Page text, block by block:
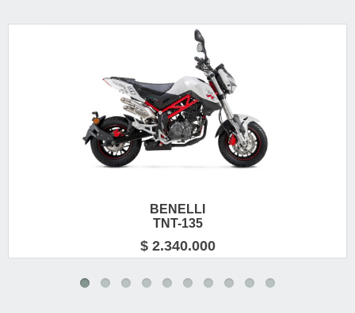
BENELLI
TNT-135
$ 2.340.000